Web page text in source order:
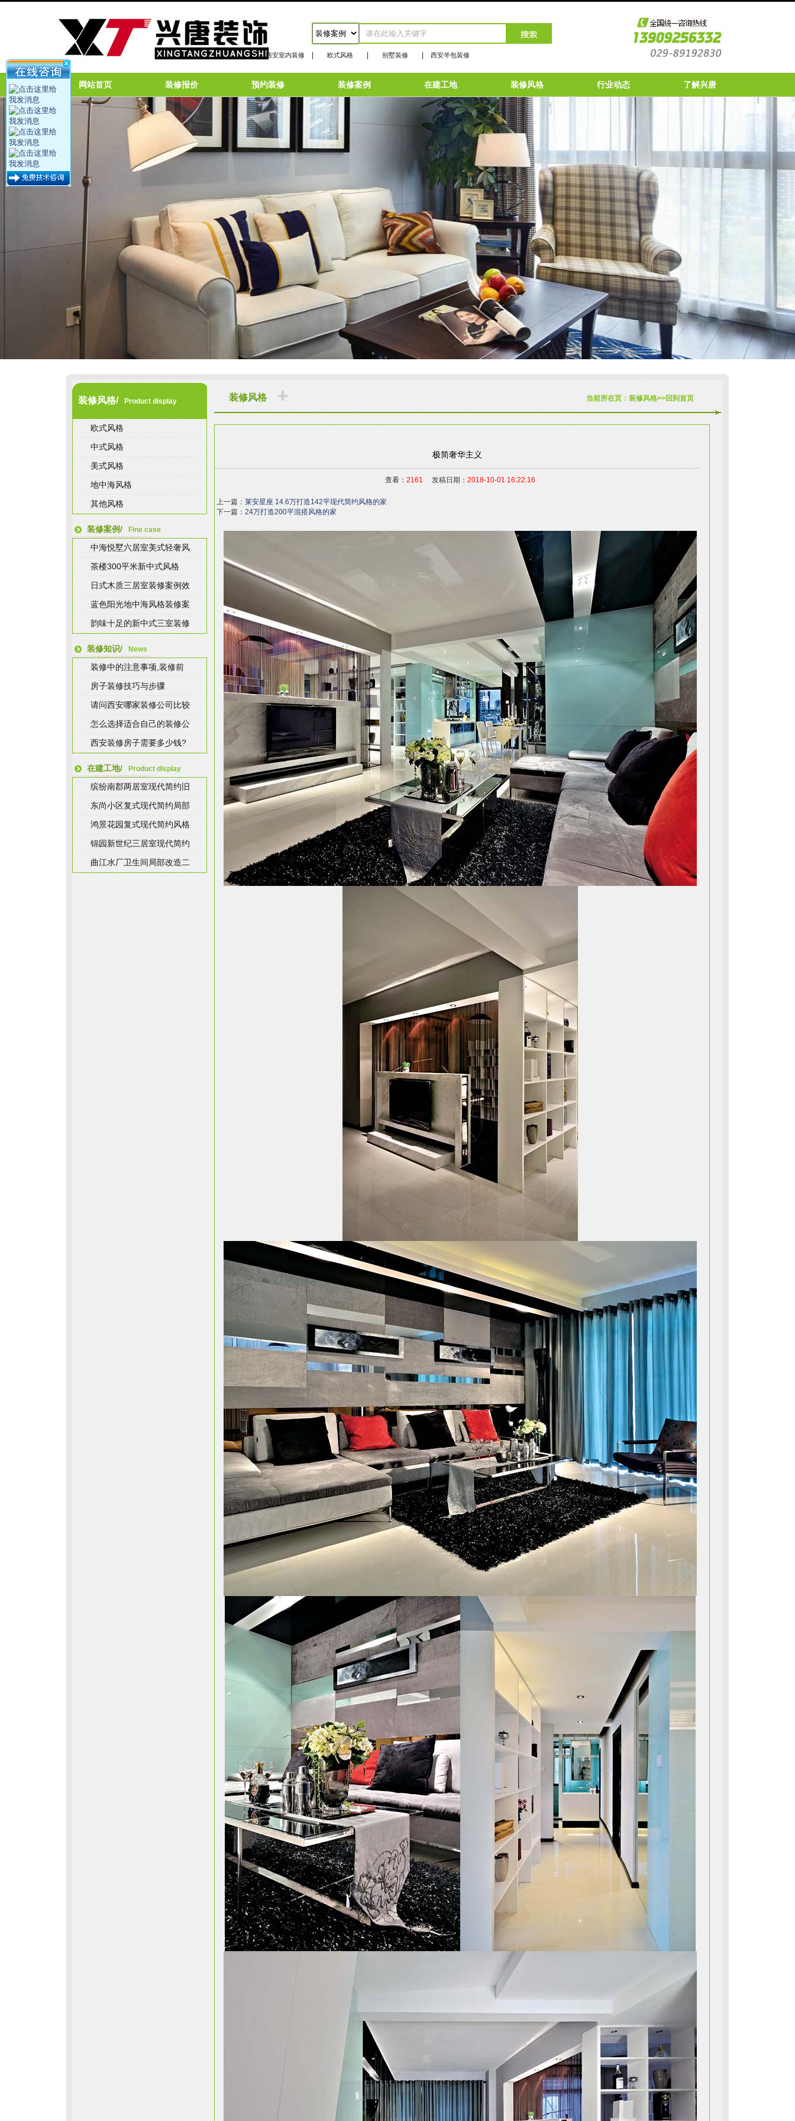
西安室内装修 欧式风格 别墅装修 西安半包装修
网站首页 装修报价 预约装修 装修案例 在建工地 装修风格 行业动态 了解兴唐
装修风格/ Product display
欧式风格
中式风格
美式风格
地中海风格
其他风格
装修案例/ Fine case
中海悦墅六居室美式轻奢风
茶楼300平米新中式风格
日式木质三居室装修案例效
蓝色阳光地中海风格装修案
韵味十足的新中式三室装修
装修知识/ News
装修中的注意事项,装修前
房子装修技巧与步骤
请问西安哪家装修公司比较
怎么选择适合自己的装修公
西安装修房子需要多少钱?
在建工地/ Product display
缤纷南郡两居室现代简约旧
东尚小区复式现代简约局部
鸿景花园复式现代简约风格
锦园新世纪三居室现代简约
曲江水厂卫生间局部改造二
装修风格 当前所在页： 装修风格>>回到首页
极简奢华主义
查看： 2161 发稿日期： 2018-10-01 16:22:16
上一篇： 莱安星座 14.6万打造142平现代简约风格的家
下一篇： 24万打造200平混搭风格的家